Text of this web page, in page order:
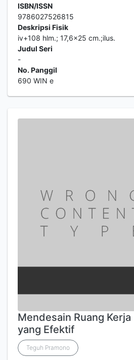
ISBN/ISSN
9786027526815
Deskripsi Fisik
iv+108 hlm.; 17,6x25 cm.;ilus.
Judul Seri
-
No. Panggil
690 WIN e
Mendesain Ruang Kerja
yang Efektif
Teguh Pramono